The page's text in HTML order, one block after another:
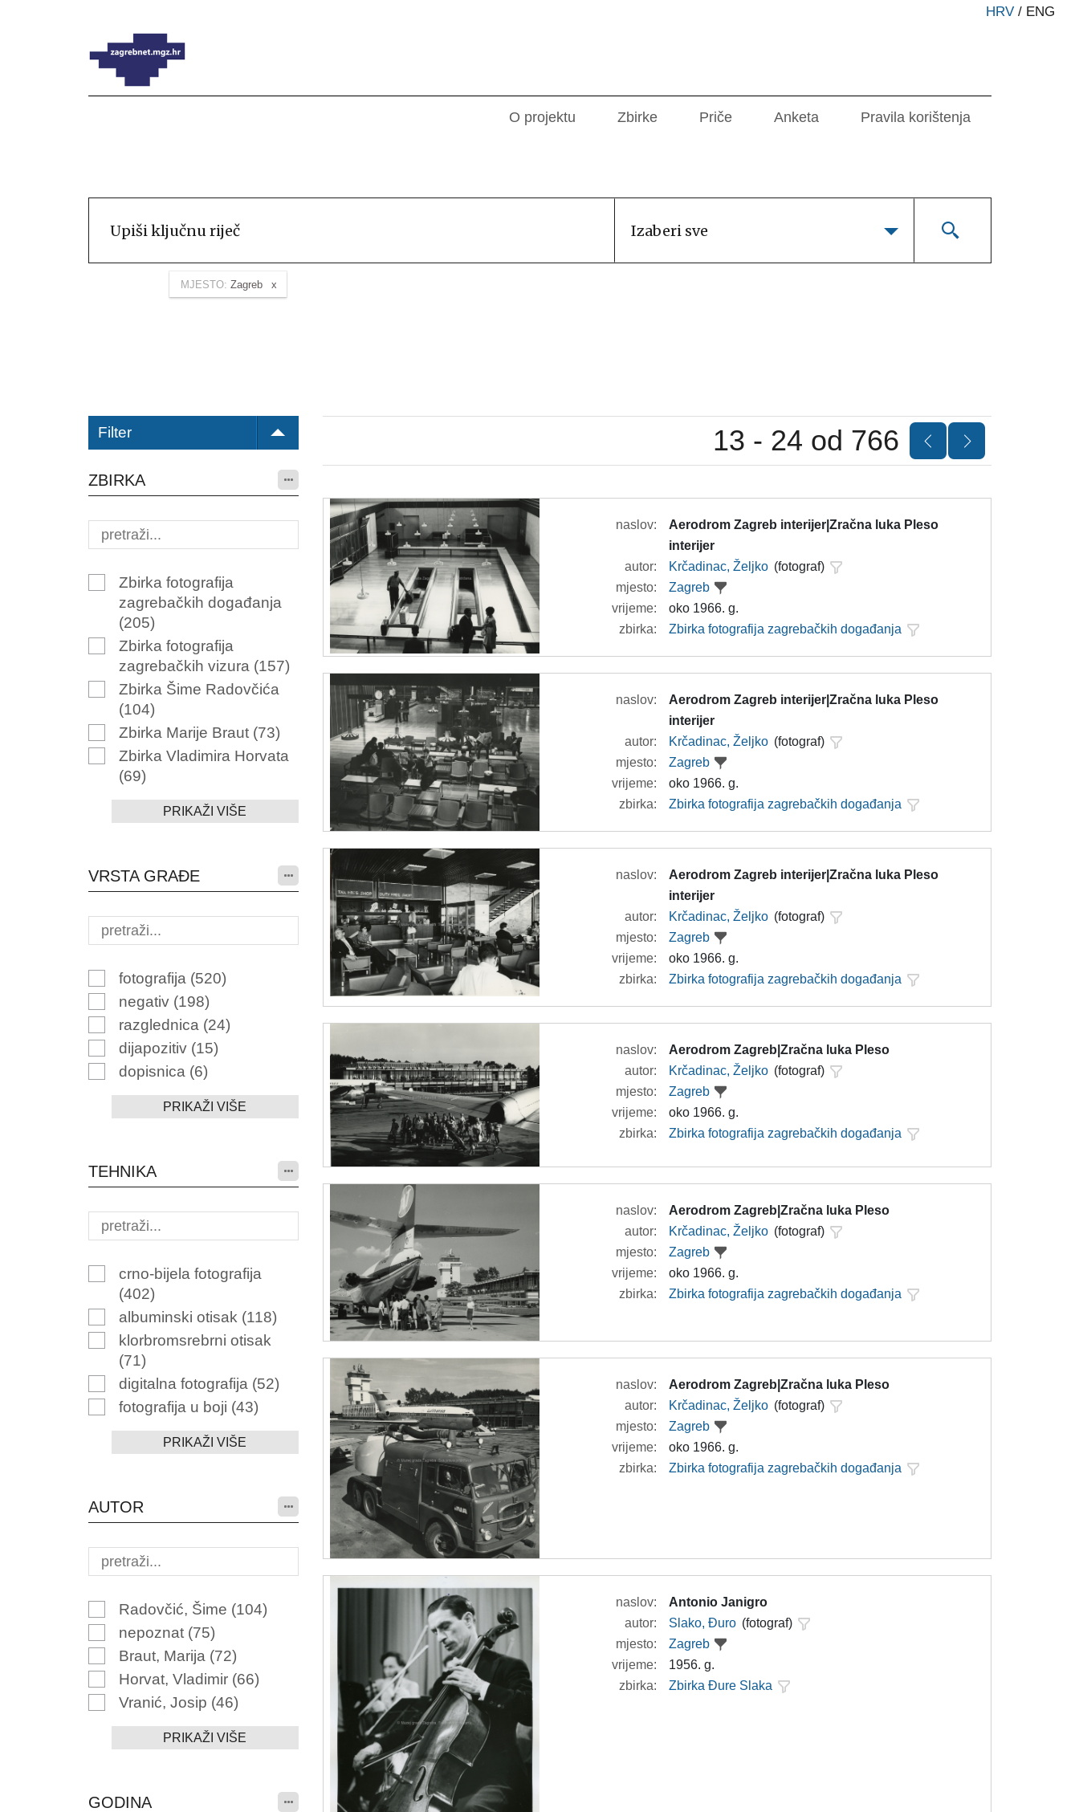
HRV / ENG
O projektu Zbirke Priče Anketa Pravila korištenja
Izaberi sve
MJESTO: Zagreb
Filter
ZBIRKA
Zbirka fotografija
zagrebačkih događanja
(205)
Zbirka fotografija
zagrebačkih vizura (157)
Zbirka Šime Radovčića
(104)
Zbirka Marije Braut (73)
Zbirka Vladimira Horvata
(69)
PRIKAŽI VIŠE
VRSTA GRAĐE
fotografija (520)
negativ (198)
razglednica (24)
dijapozitiv (15)
dopisnica (6)
PRIKAŽI VIŠE
TEHNIKA
crno-bijela fotografija
(402)
albuminski otisak (118)
klorbromsrebrni otisak
(71)
digitalna fotografija (52)
fotografija u boji (43)
PRIKAŽI VIŠE
AUTOR
Radovčić, Šime (104)
nepoznat (75)
Braut, Marija (72)
Horvat, Vladimir (66)
Vranić, Josip (46)
PRIKAŽI VIŠE
GODINA
13 - 24 od 766
naslov:
Aerodrom Zagreb interijer|Zračna luka Pleso
interijer
autor:
Krčadinac, Željko (fotograf)
mjesto:
Zagreb
vrijeme:
oko 1966. g.
zbirka:
Zbirka fotografija zagrebačkih događanja
naslov:
Aerodrom Zagreb interijer|Zračna luka Pleso
interijer
autor:
Krčadinac, Željko (fotograf)
mjesto:
Zagreb
vrijeme:
oko 1966. g.
zbirka:
Zbirka fotografija zagrebačkih događanja
naslov:
Aerodrom Zagreb interijer|Zračna luka Pleso
interijer
autor:
Krčadinac, Željko (fotograf)
mjesto:
Zagreb
vrijeme:
oko 1966. g.
zbirka:
Zbirka fotografija zagrebačkih događanja
naslov:
Aerodrom Zagreb|Zračna luka Pleso
autor:
Krčadinac, Željko (fotograf)
mjesto:
Zagreb
vrijeme:
oko 1966. g.
zbirka:
Zbirka fotografija zagrebačkih događanja
naslov:
Aerodrom Zagreb|Zračna luka Pleso
autor:
Krčadinac, Željko (fotograf)
mjesto:
Zagreb
vrijeme:
oko 1966. g.
zbirka:
Zbirka fotografija zagrebačkih događanja
naslov:
Aerodrom Zagreb|Zračna luka Pleso
autor:
Krčadinac, Željko (fotograf)
mjesto:
Zagreb
vrijeme:
oko 1966. g.
zbirka:
Zbirka fotografija zagrebačkih događanja
naslov:
Antonio Janigro
autor:
Slako, Đuro (fotograf)
mjesto:
Zagreb
vrijeme:
1956. g.
zbirka:
Zbirka Đure Slaka